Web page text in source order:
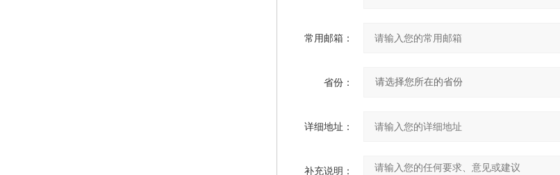
常用邮箱：
省份：
详细地址：
补充说明：